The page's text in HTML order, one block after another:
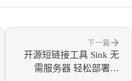
下一篇
开源短链接工具 Sink 无
需服务器 轻松部署到